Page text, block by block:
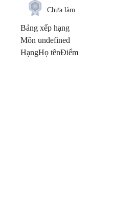
Chưa làm
Bảng xếp hạng
Môn undefined
HạngHọ tênĐiểm